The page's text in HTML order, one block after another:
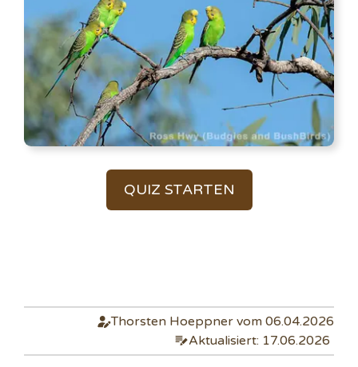
QUIZ STARTEN
Thorsten Hoeppner vom 06.04.2026
Aktualisiert: 17.06.2026